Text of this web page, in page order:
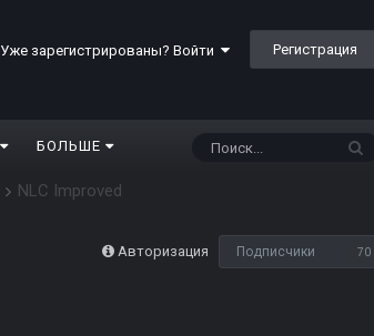
Уже зарегистрированы? Войти Регистрация
БОЛЬШЕ
NLC Improved
Авторизация Подписчики 70